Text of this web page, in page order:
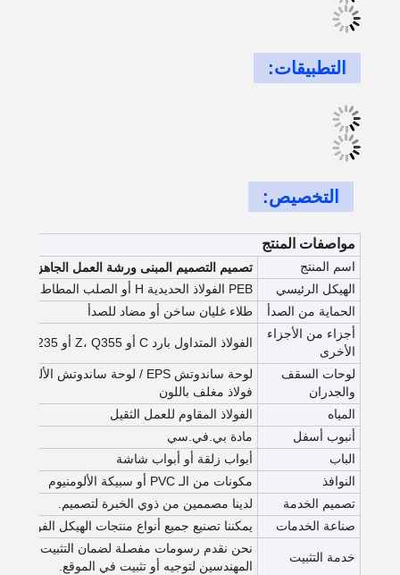
التطبيقات:
التخصيص:
مواصفات المنتج
اسم المنتج
تصميم التصميم المبنى ورشة العمل الجاهزة
الهيكل الرئيسي
PEB الفولاذ الحديدية H أو الصلب المطاط الساخن، Q355 أو Q235
الحماية من الصدأ
طلاء غليان ساخن أو مضاد للصدأ
أجزاء من الأجزاء
الأخرى
الفولاذ المتداول بارد C أو Z، Q355 أو Q235
لوحات السقف
والجدران
فولاذ مغلف باللون
المياه
الفولاذ المقاوم للعمل الثقيل
أنبوب أسفل
مادة بي.في.سي
الباب
أبواب زلقة أو أبواب شاشة
النوافذ
مكونات من الـ PVC أو سبيكة الألومنيوم
تصميم الخدمة
لدينا مصممين من ذوي الخبرة لتصميم.
صناعة الخدمات
يمكننا تصنيع جميع أنواع منتجات الهيكل الفولاذي
خدمة التثبيت
نحن نقدم رسومات مفصلة لضمان التثبيت. كما
المهندسين لتوجيه أو تثبيت في الموقع.